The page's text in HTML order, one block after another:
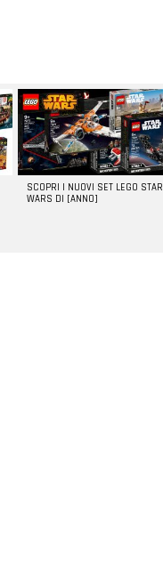
SCOPRI I NUOVI SET LEGO STAR
WARS DI [ANNO]